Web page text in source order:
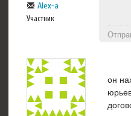
Alex-a
Участник
он